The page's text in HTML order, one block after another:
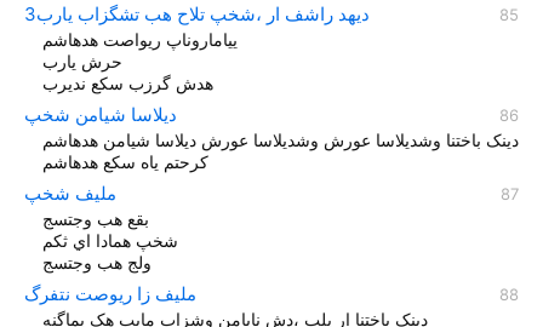
دیهد راشف ار ،شخپ تلاح هب تشگزاب یارب3
ییاماروناپ ریواصت هدهاشم
حرش یارب
هدش گرزب سکع نديرب
دیلاسا شیامن شخپ
دینک باختنا وشديلاسا عورش وشدیلاسا عورش دیلاسا شیامن هدهاشم
کرحتم یاه سکع هدهاشم
ملیف شخپ
بقع هب وجتسج
شخپ همادا اي ثکم
ولج هب وجتسج
ملیف زا ریوصت نتفرگ
دینک باختنا ار یلب ،دش نایامن وشزاب مایپ هک یماگنه